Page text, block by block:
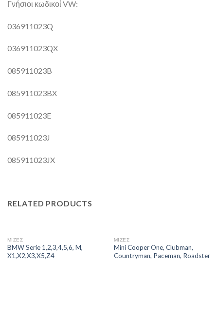
Γνήσιοι κωδικοί VW:
036911023Q
036911023QX
085911023B
085911023BX
085911023E
085911023J
085911023JX
RELATED PRODUCTS
ΜΙΖΕΣ
BMW Serie 1,2,3,4,5,6, M,
X1,X2,X3,X5,Z4
ΜΙΖΕΣ
Mini Cooper One, Clubman,
Countryman, Paceman, Roadster